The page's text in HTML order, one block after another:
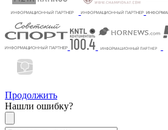
Продолжить
Нашли ошибку?